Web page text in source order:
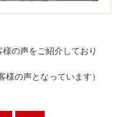
の声をご紹介しており
の声となっています）